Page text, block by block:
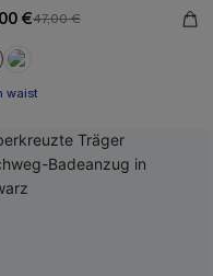
€47,00 €
waist